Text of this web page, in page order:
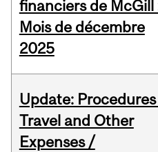
financiers de McGill
Mois de décembre
2025
Update:
Travel and Other
Expenses /